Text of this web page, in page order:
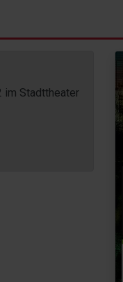
im Stadttheater